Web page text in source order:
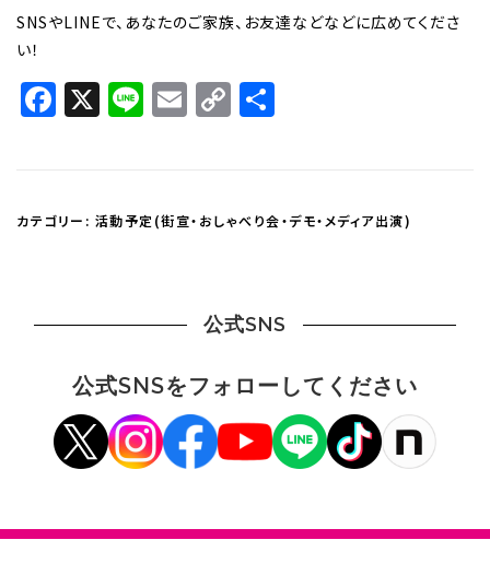
SNSやLINEで、あなたのご家族、お友達などなどに広めてくださ
い！
Facebook
X LineEmail
Copy
Link
カテゴリー: 活動予定(街宣・おしゃべり会・デモ・メディア出演)
公式SNS
公式SNSをフォローしてください